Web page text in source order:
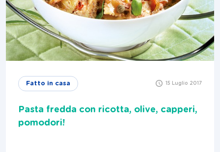
Fatto in casa 15 Luglio 2017
Pasta fredda con ricotta, olive, capperi,
pomodori!